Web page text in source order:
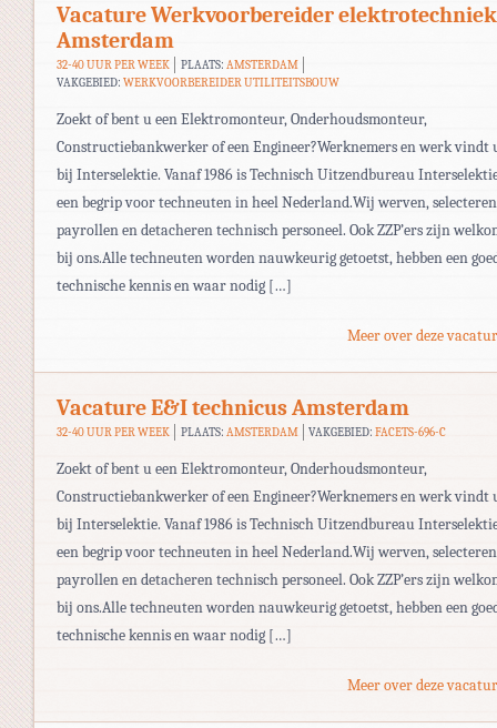
Vacature Werkvoorbereider elektrotechniek
Amsterdam
32-40 UUR PER WEEK PLAATS: AMSTERDAM
VAKGEBIED: WERKVOORBEREIDER UTILITEITSBOUW
Zoekt of bent u een Elektromonteur, Onderhoudsmonteur,
Constructiebankwerker of een Engineer?Werknemers en werk vindt
bij Interselektie. Vanaf 1986 is Technisch Uitzendbureau
een begrip voor techneuten in heel Nederland.Wij werven,
payrollen en detacheren technisch personeel. Ook ZZP’ers zijn
bij ons.Alle techneuten worden nauwkeurig getoetst, hebben een
technische kennis en waar nodig […]
Meer over deze
Vacature E&I technicus Amsterdam
32-40 UUR PER WEEK PLAATS: AMSTERDAM VAKGEBIED:FACETS-696-C
Zoekt of bent u een Elektromonteur, Onderhoudsmonteur,
Constructiebankwerker of een Engineer?Werknemers en werk vindt
bij Interselektie. Vanaf 1986 is Technisch Uitzendbureau
een begrip voor techneuten in heel Nederland.Wij werven,
payrollen en detacheren technisch personeel. Ook ZZP’ers zijn
bij ons.Alle techneuten worden nauwkeurig getoetst, hebben een
technische kennis en waar nodig […]
Meer over deze